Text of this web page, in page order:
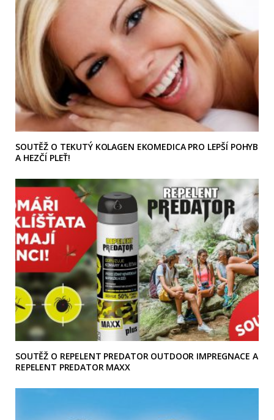
SOUTĚŽ O TEKUTÝ KOLAGEN EKOMEDICA PRO LEPŠÍ POHYB
A HEZČÍ PLEŤ!
SOUTĚŽ O REPELENT PREDATOR OUTDOOR IMPREGNACE A
REPELENT PREDATOR MAXX